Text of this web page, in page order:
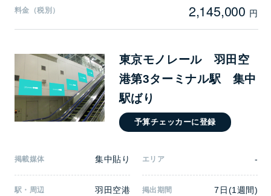
料金（税別） 2,145,000 円
東京モノレール 羽田空
港第3ターミナル駅 集中
駅ばり
予算チェッカーに登録
掲載媒体 集中貼り エリア -
駅・周辺 羽田空港 掲出期間 7日(1週間)